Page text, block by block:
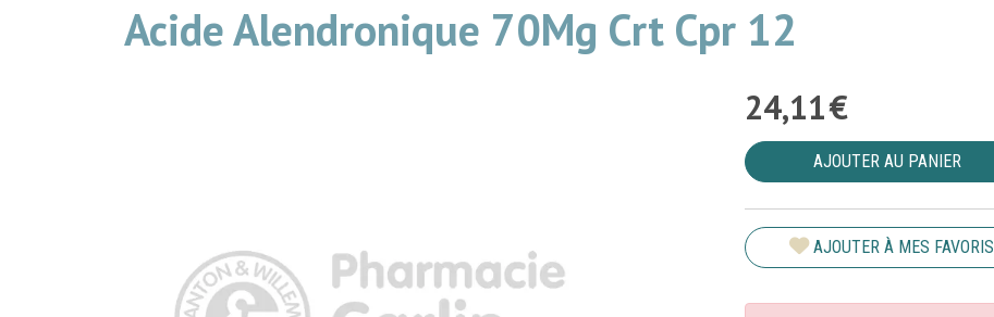
Acide Alendronique 70Mg Crt Cpr 12
24,11€
AJOUTER AU PANIER
AJOUTER À MES FAVORIS